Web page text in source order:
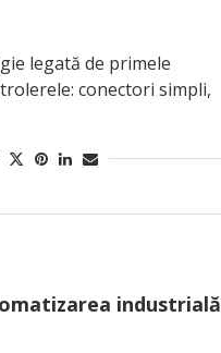
legată de primele
conectori simpli,